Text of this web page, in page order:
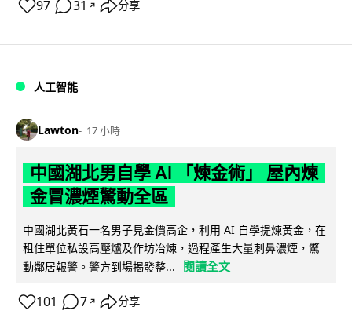
97 31 ↗ 分享
人工智能
Lawton 17 小時
中國湖北男自學 AI 「煉金術」 屋內煉
金冒濃煙驚動全區
中國湖北黃石一名男子見金價高企，利用 AI 自學提煉黃金，在
租住單位私設高壓爐及作坊冶煉，過程產生大量刺鼻濃煙，驚
動鄰居報警。警方到場揭發整...
閱讀全文
101 7 ↗ 分享